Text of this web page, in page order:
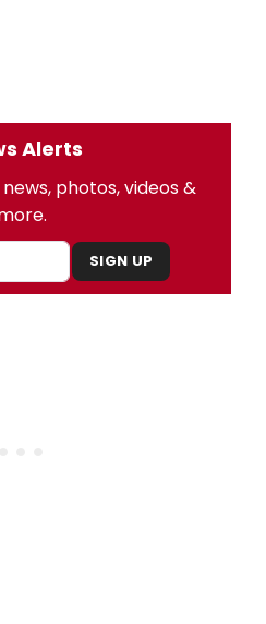
Alerts
photos, videos &
SIGN UP